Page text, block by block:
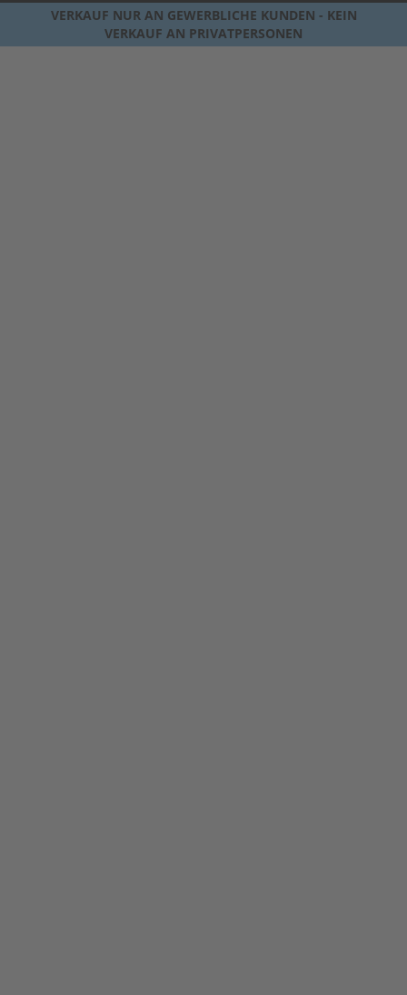
VERKAUF NUR AN GEWERBLICHE KUNDEN - KEIN
VERKAUF AN PRIVATPERSONEN